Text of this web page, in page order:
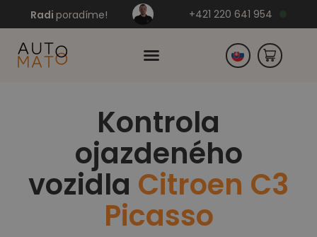
Radi poradíme! +421 220 641 954
Kontrola
ojazdeného
vozidla Citroen C3
Picasso